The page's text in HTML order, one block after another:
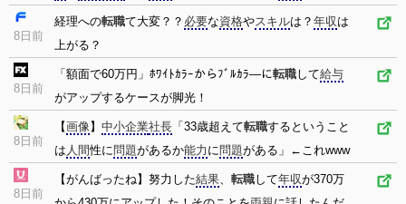
8日前
経理への転職て大変？？ 必要な資格やスキルは？ 年収は
上がる？
8日前
「額面で60万円」ﾎﾜｲﾄｶﾗｰからﾌﾞﾙｶﾗ―に転職して給与
がアップするケースが脚光！
8日前
【画像】 中小企業社長 「33歳超えて転職するということ
は 人間性に問題があるか能力 に問題がある」←これwww
8日前
【がんばったね】努力した結果、 転職して年収が370万